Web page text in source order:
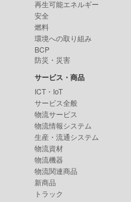
再生可能エネルギー
安全
燃料
環境への取り組み
BCP
防災・災害
サービス・商品
ICT・IoT
サービス全般
物流サービス
物流情報システム
生産・流通システム
物流資材
物流機器
物流関連商品
新商品
トラック